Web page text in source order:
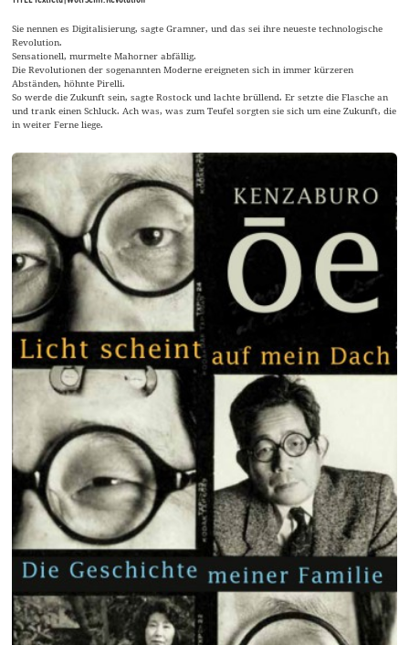
Sie nennen es Digitalisierung, sagte Gramner, und das sei ihre neueste technologische
Revolution.
Sensationell, murmelte Mahorner abfällig.
Die Revolutionen der sogenannten Moderne ereigneten sich in immer kürzeren
Abständen, höhnte Pirelli.
So werde die Zukunft sein, sagte Rostock und lachte brüllend. Er setzte die Flasche an
und trank einen Schluck. Ach was, was zum Teufel sorgten sie sich um eine Zukunft, die
in weiter Ferne liege.